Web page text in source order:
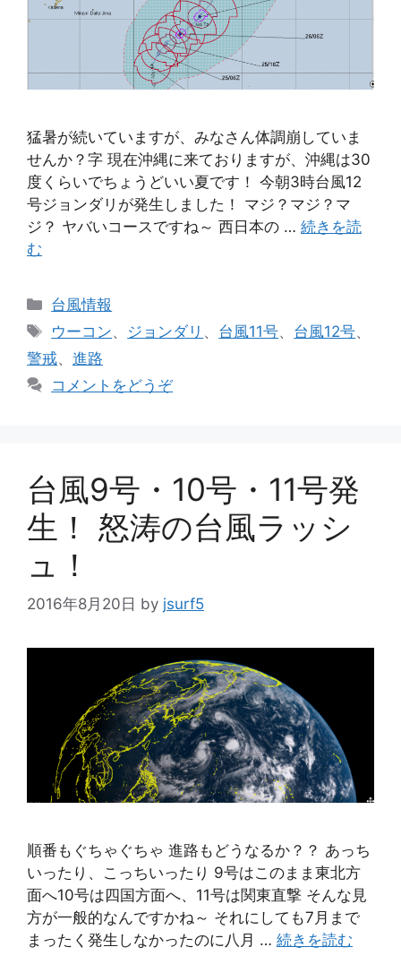
猛暑が続いていますが、みなさん体調崩していま
せんか？字 現在沖縄に来ておりますが、沖縄は30
度くらいでちょうどいい夏です！ 今朝3時台風12
号ジョンダリが発生しました！ マジ？マジ？マ
ジ？ ヤバいコースですね～ 西日本の … 続きを読
む
カ
テ
リ
ー
台風情報
タ
グ
ウーコン、 ジョンダリ 、 台風11号、 台風12号、
警戒、 進路
コメントをどうぞ
台風9号・10号・11号発
生！ 怒涛の台風ラッシ
ュ！
2016年8月20日 by jsurf5
順番もぐちゃぐちゃ 進路もどうなるか？？ あっち
いったり、こっちいったり 9号はこのまま東北方
面へ10号は四国方面へ、11号は関東直撃 そんな見
方が一般的なんですかね～ それにしても7月まで
まったく発生しなかったのに八月 … 続きを読む